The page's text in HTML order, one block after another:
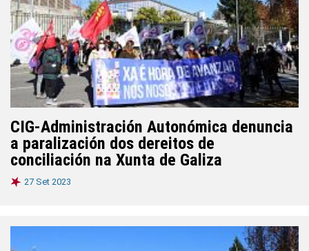
CIG-Administración Autonómica denuncia
a paralización dos dereitos de
conciliación na Xunta de Galiza
27 Set 2023